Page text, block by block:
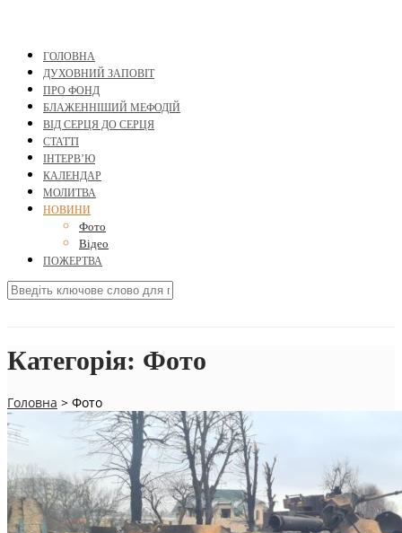
ГОЛОВНА
ДУХОВНИЙ ЗАПОВІТ
ПРО ФОНД
БЛАЖЕННІШИЙ МЕФОДІЙ
ВІД СЕРЦЯ ДО СЕРЦЯ
СТАТТІ
ІНТЕРВ’Ю
КАЛЕНДАР
МОЛИТВА
НОВИНИ
Фото
Відео
ПОЖЕРТВА
Категорія: Фото
Головна > Фото